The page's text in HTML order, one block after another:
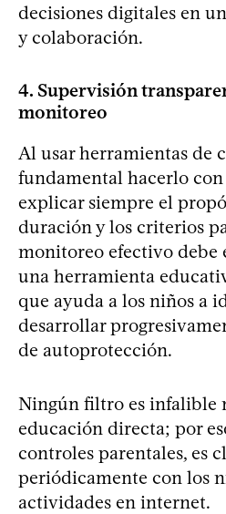
decisiones digitales en
y colaboración.
4. Supervisión
monitoreo
Al usar herramientas de
fundamental hacerlo
explicar siempre el
duración y los criterios
monitoreo efectivo debe
una herramienta
que ayuda a los niños a
desarrollar
de autoprotección.
Ningún filtro es infalible
educación directa; por
controles parentales, es
periódicamente con los
actividades en internet.